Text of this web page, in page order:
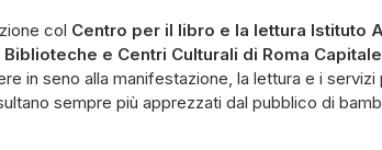
col Centro per il libro e la lettura Istituto
Biblioteche e Centri Culturali di Roma Capitale
in seno alla manifestazione, la lettura e i
sempre più apprezzati dal pubblico di